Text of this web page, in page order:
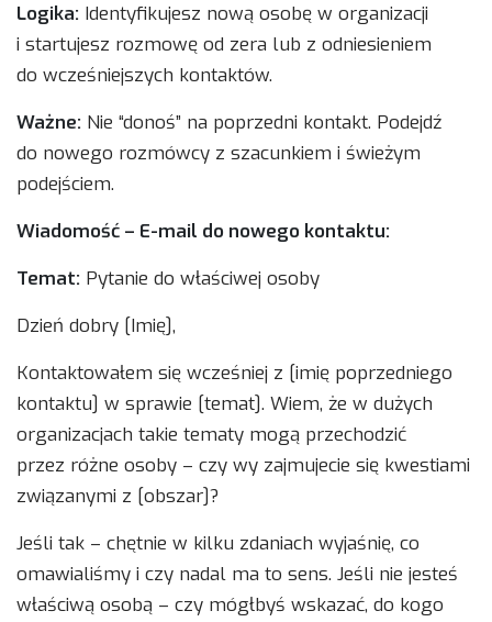
Logika: Identyfikujesz nową osobę w organizacji
i startujesz rozmowę od zera lub z odniesieniem
do wcześniejszych kontaktów.
Ważne: Nie “donoś” na poprzedni kontakt. Podejdź
do nowego rozmówcy z szacunkiem i świeżym
podejściem.
Wiadomość – E-mail do nowego kontaktu:
Temat: Pytanie do właściwej osoby
Dzień dobry [Imię],
Kontaktowałem się wcześniej z [imię poprzedniego
kontaktu] w sprawie [temat]. Wiem, że w dużych
organizacjach takie tematy mogą przechodzić
przez różne osoby – czy wy zajmujecie się kwestiami
związanymi z [obszar]?
Jeśli tak – chętnie w kilku zdaniach wyjaśnię, co
omawialiśmy i czy nadal ma to sens. Jeśli nie jesteś
właściwą osobą – czy mógłbyś wskazać, do kogo